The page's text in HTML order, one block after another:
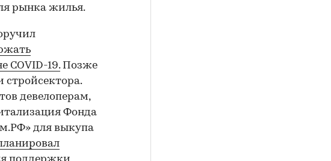
рынка жилья.
COVID-19.Позже
девелоперам,
Фонда
для выкупа